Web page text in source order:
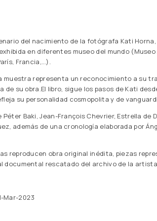
del nacimiento de la fotógrafa Kati
en diferentes museo del mundo (Museo
Francia,…).
muestra representa un reconocimiento a su
de su obra.El libro, sigue los pasos de Kati
su personalidad cosmopolita y de
Baki, Jean-François Chevrier, Estrella de
además de una cronología elaborada por
reproducen obra original inédita, piezas
documental rescatado del archivo de la
Mar-2023